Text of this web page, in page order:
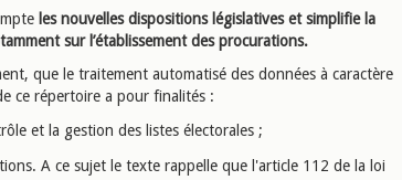
les nouvelles dispositions législatives et simplifie la
sur l’établissement des procurations.
que le traitement automatisé des données à caractère
ce répertoire a pour finalités :
et la gestion des listes électorales ;
A ce sujet le texte rappelle que l'article 112 de la loi